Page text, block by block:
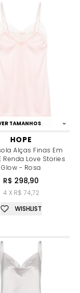
TAMANHOS
HOPE
Alças Finas Em
Renda Love Stories
Glow - Rosa
R$ 298,90
4 X R$ 74,72
WISHLIST